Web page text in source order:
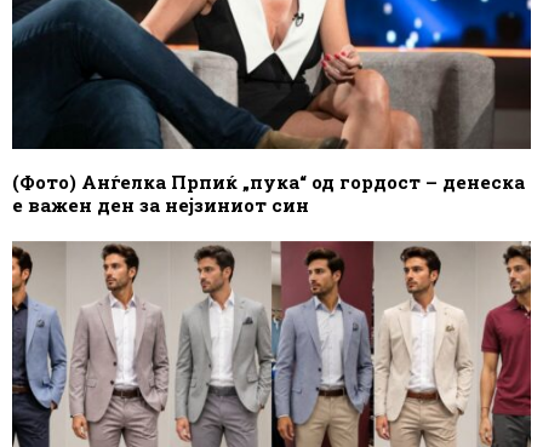
(Фото) Анѓелка Прпиќ „пука“ од гордост – денеска
е важен ден за нејзиниот син